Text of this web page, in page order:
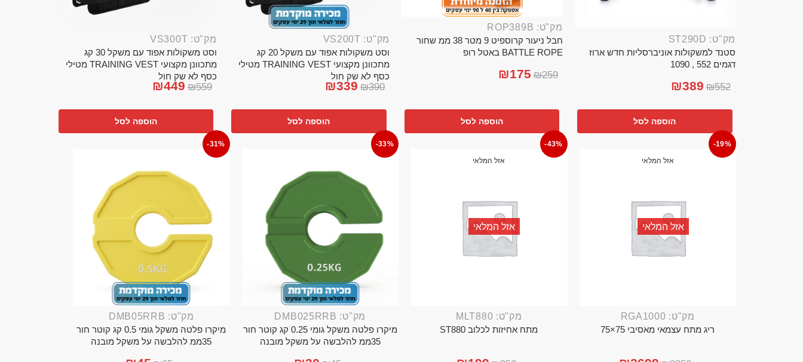
מק"ט: ST290D
סטנד למשקולות אוניברסליות חדש ארוז
דגמים 552 , 1090
₪552
₪389
הוספה לסל
מק"ט: ROP389B
חבל ניעור קרוספיט 9 מטר 38 ממ שחור
BATTLE ROPE באטל רופ
₪259
₪175
הוספה לסל
מק"ט: VS200T
וסט משקולות אפוד עם משקל 20 קג
מתכוונן מקצועי TRAINING VEST מטילי
כסף לא שק חול
₪390
₪339
הוספה לסל
מק"ט: VS300T
וסט משקולות אפוד עם משקל 30 קג
מתכוונן מקצועי TRAINING VEST מטילי
כסף לא שק חול
₪559
₪449
הוספה לסל
-19%
אזל המלאי
אזל המלאי
מק"ט: RGA1000
ריג מתח עצמאי מאסיבי 75×75
-43%
אזל המלאי
אזל המלאי
מק"ט: MLT880
מתח אחיזות לכלוב ST880
-33%
מק"ט: DMB025RRB
מיקרו פלטה משקל גומי 0.25 קג קוטר חור
35ממ להלבשה על משקל מובנה
-31%
מק"ט: DMB05RRB
מיקרו פלטה משקל גומי 0.5 קג קוטר חור
35ממ להלבשה על משקל מובנה